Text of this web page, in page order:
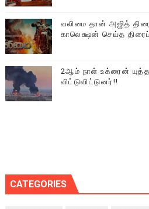
வலிமை தான் அஜித்
காலெக்ஷன் செய்த
2ஆம் நாள் உக்ரைன்
விட்டுவிட்டுனர்!!
CATEGORIES